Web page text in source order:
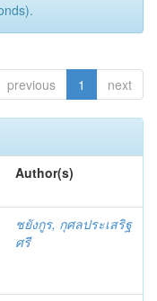
previous 1 next
Author(s)
ชยังกูร, กุศลประเสริฐ
ศรี